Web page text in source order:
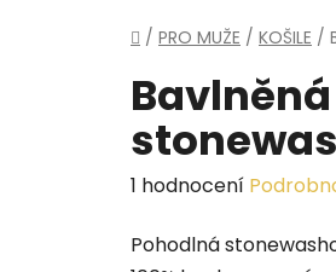
Domů
/ PRO MUŽE / KOŠILE /
Průměrné
produktu
1 hodnocení
Pohodlná